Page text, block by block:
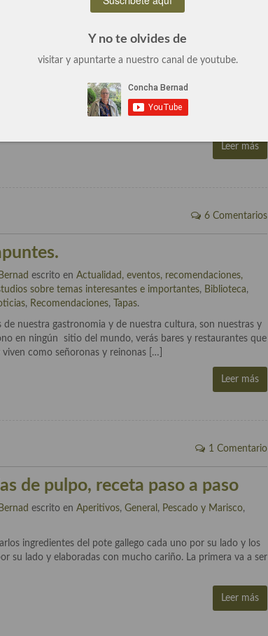
de cerdo con salsa vizcaina,
paso.
clásico de toda la vida que este para chuparse los dedos,
hacer es ir a tu carnicería y pedir que te preparen las
Leer más
6 Comentarios
escrito enActualidad, eventos, recomendaciones,
sobre temas interesantes e importantes, Biblioteca,
, Recomendaciones, Tapas.
nuestra gastronomia y de nuestra cultura, son nuestras y
en ningún sitio del mundo, verás bares y restaurantes que
viven como señoronas y reinonas […]
Leer más
1 Comentario
de pulpo, receta paso a paso
escrito enAperitivos,General , Pescado y Marisco,
ingredientes del pote gallego cada uno por su lado y los
su lado y elaboradas con mucho cariño. La primera va a ser
Leer más
Y no te olvides de
visitar y apuntarte a nuestro canal de youtube.